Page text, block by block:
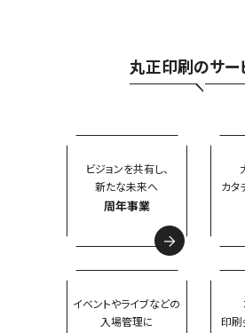
丸正印刷のサー
ビジョンを共有し、
新たな未来へ
周年事業
カタ
イベントやライブなどの
入場管理に
印刷